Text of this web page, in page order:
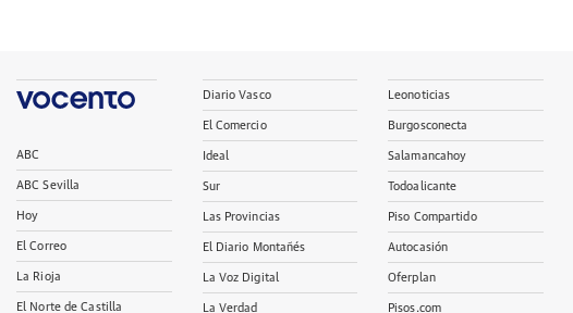
ABC
ABC Sevilla
Hoy
El Correo
La Rioja
El Norte de Castilla
Diario Vasco
El Comercio
Ideal
Sur
Las Provincias
El Diario Montañés
La Voz Digital
La Verdad
Leonoticias
Burgosconecta
Salamancahoy
Todoalicante
Piso Compartido
Autocasión
Oferplan
Pisos.com